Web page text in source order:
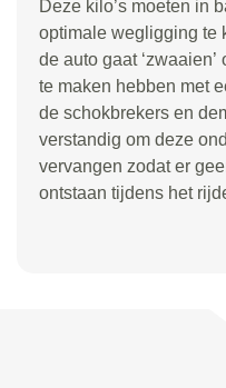
Deze kilo’s moeten in
optimale wegligging te
de auto gaat ‘zwaaien’
te maken hebben met
de schokbrekers en
verstandig om deze
vervangen zodat er
ontstaan tijdens het